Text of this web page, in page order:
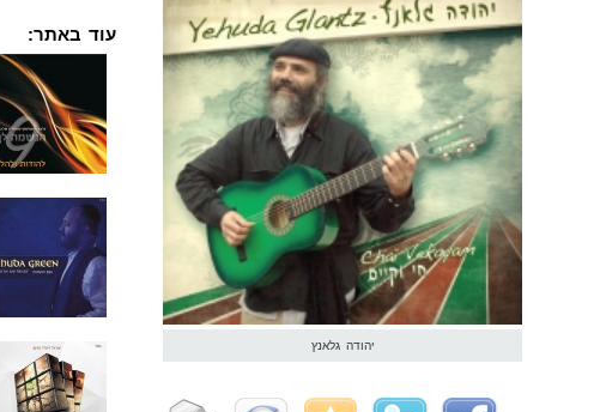
יהודה גלאנץ
עוד באתר: